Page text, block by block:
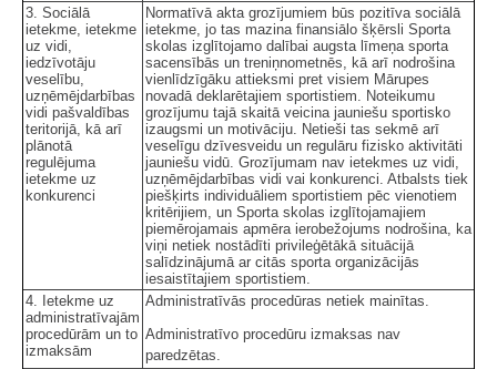
3. Sociālā
ietekme, ietekme
uz vidi,
iedzīvotāju
veselību,
uzņēmējdarbības
vidi pašvaldības
teritorijā, kā arī
plānotā
regulējuma
ietekme uz
konkurenci
Normatīvā akta grozījumiem būs pozitīva sociālā
ietekme, jo tas mazina finansiālo šķērsli Sporta
skolas izglītojamo dalībai augsta līmeņa sporta
sacensībās un treniņnometnēs, kā arī nodrošina
vienlīdzīgāku attieksmi pret visiem Mārupes
novadā deklarētajiem sportistiem. Noteikumu
grozījumu tajā skaitā veicina jauniešu sportisko
izaugsmi un motivāciju. Netieši tas sekmē arī
veselīgu dzīvesveidu un regulāru fizisko aktivitāti
jauniešu vidū. Grozījumam nav ietekmes uz vidi,
uzņēmējdarbības vidi vai konkurenci. Atbalsts tiek
piešķirts individuāliem sportistiem pēc vienotiem
kritērijiem, un Sporta skolas izglītojamajiem
piemērojamais apmēra ierobežojums nodrošina, ka
viņi netiek nostādīti privileģētākā situācijā
salīdzinājumā ar citās sporta organizācijās
iesaistītajiem sportistiem.
4. Ietekme uz
administratīvajām
procedūrām un to
izmaksām
Administratīvās procedūras netiek mainītas.
Administratīvo procedūru izmaksas nav
paredzētas.